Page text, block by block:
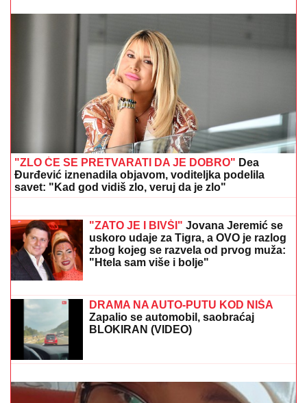
"Vratiću ti Kiju za vrat, da ti napravim PAKAO od
života" Svi u šoku zbog poslednje objave Ane
Nikolić, ŽESTOKO ZAPRETILA SLOBINOJ ŽENI:
"UNIŠTIĆU TI BRAK"
SELI SE U STAN SA BIVŠOM ŽENOM
Glumac nakon razvoda doneo
neobičnu odluku, a sada pokazao
"Nadgledanje"
"OLOŠI JEDNI, MONSTRUMI"Aneli
udarila na Mustafu i Mevlidu, on se
uključio u program uživo - usledio